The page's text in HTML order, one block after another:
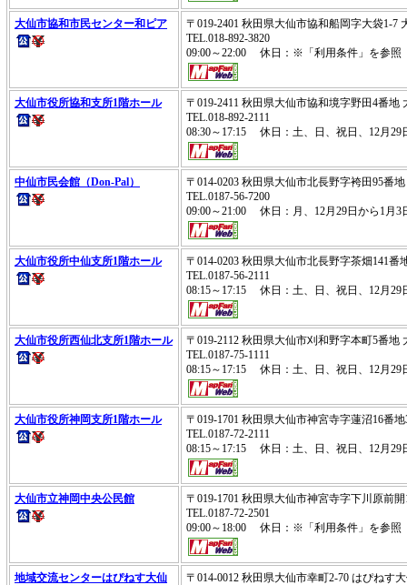
大仙市協和市民センター和ピア
〒019-2401 秋田県大仙市協和船岡字大袋1-7
TEL.018-892-3820
09:00～22:00 休日：※「利用条件」を参照
大仙市役所協和支所1階ホール
〒019-2411 秋田県大仙市協和境字野田4番地
TEL.018-892-2111
08:30～17:15 休日：土、日、祝日、12月29
中仙市民会館（Don-Pal）
〒014-0203 秋田県大仙市北長野字袴田95番地
TEL.0187-56-7200
09:00～21:00 休日：月、12月29日から1月3
大仙市役所中仙支所1階ホール
〒014-0203 秋田県大仙市北長野字茶畑141番
TEL.0187-56-2111
08:15～17:15 休日：土、日、祝日、12月29
大仙市役所西仙北支所1階ホール
〒019-2112 秋田県大仙市刈和野字本町5番地
TEL.0187-75-1111
08:15～17:15 休日：土、日、祝日、12月29
大仙市役所神岡支所1階ホール
〒019-1701 秋田県大仙市神宮寺字蓮沼16番地
TEL.0187-72-2111
08:15～17:15 休日：土、日、祝日、12月29
大仙市立神岡中央公民館
〒019-1701 秋田県大仙市神宮寺字下川原前
TEL.0187-72-2501
09:00～18:00 休日：※「利用条件」を参照
地域交流センターはぴねす大仙
〒014-0012 秋田県大仙市幸町2-70 はぴねす